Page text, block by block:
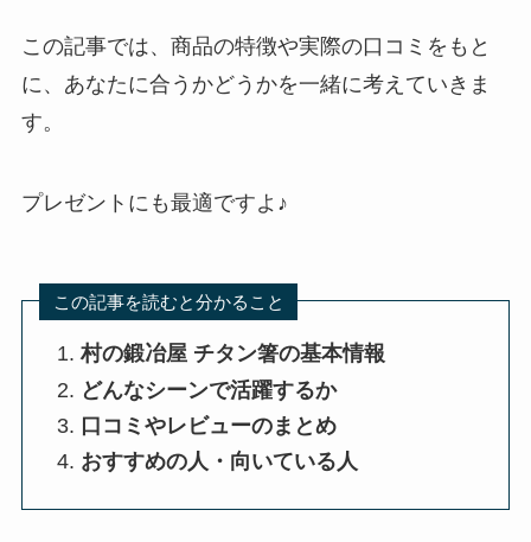
この記事では、商品の特徴や実際の口コミをもと
に、あなたに合うかどうかを一緒に考えていきま
す。
プレゼントにも最適ですよ♪
この記事を読むと分かること
村の鍛冶屋 チタン箸の基本情報
どんなシーンで活躍するか
口コミやレビューのまとめ
おすすめの人・向いている人